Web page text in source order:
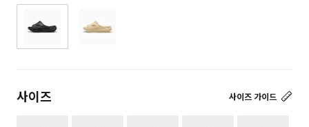
사이즈 가이드
사이즈